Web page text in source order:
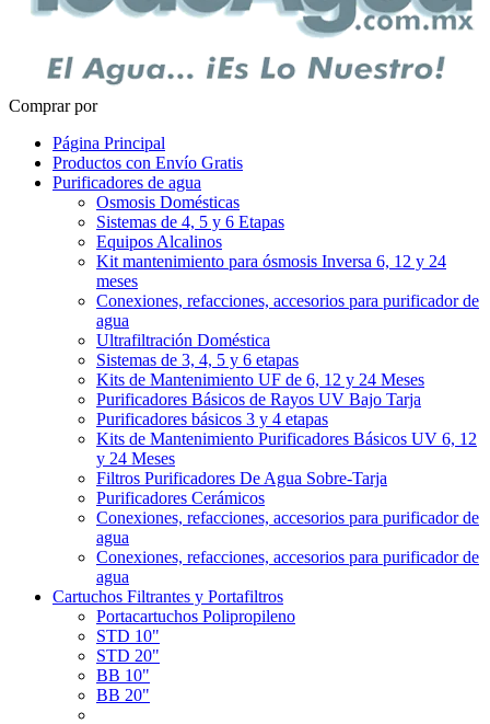
Comprar por
Página Principal
Productos con Envío Gratis
Purificadores de agua
Osmosis Domésticas
Sistemas de 4, 5 y 6 Etapas
Equipos Alcalinos
Kit mantenimiento para ósmosis Inversa 6, 12 y 24
meses
Conexiones, refacciones, accesorios para purificador de
agua
Ultrafiltración Doméstica
Sistemas de 3, 4, 5 y 6 etapas
Kits de Mantenimiento UF de 6, 12 y 24 Meses
Purificadores Básicos de Rayos UV Bajo Tarja
Purificadores básicos 3 y 4 etapas
Kits de Mantenimiento Purificadores Básicos UV 6, 12
y 24 Meses
Filtros Purificadores De Agua Sobre-Tarja
Purificadores Cerámicos
Conexiones, refacciones, accesorios para purificador de
agua
Conexiones, refacciones, accesorios para purificador de
agua
Cartuchos Filtrantes y Portafiltros
Portacartuchos Polipropileno
STD 10"
STD 20"
BB 10"
BB 20"